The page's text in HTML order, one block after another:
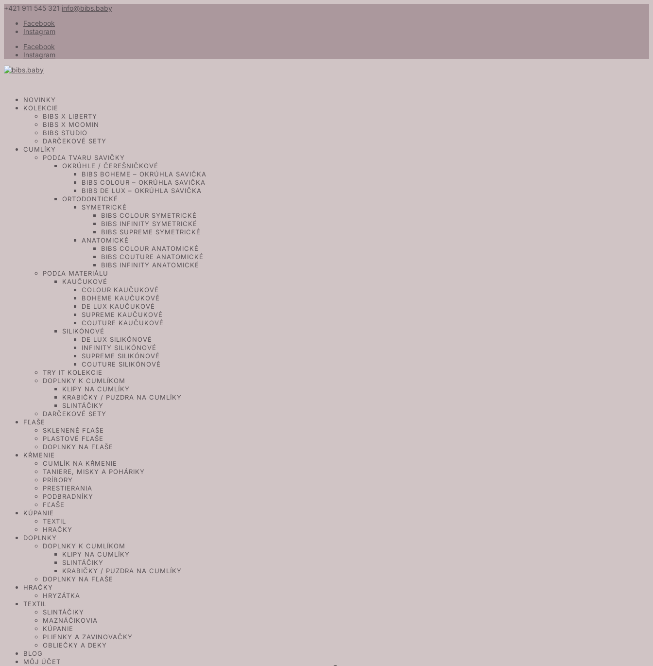
+421 911 545 321 info@bibs.baby
Facebook
Instagram
Facebook
Instagram
NOVINKY
KOLEKCIE
BIBS X LIBERTY
BIBS X MOOMIN
BIBS STUDIO
DARČEKOVÉ SETY
CUMLÍKY
PODĽA TVARU SAVIČKY
OKRÚHLE / ČEREŠNIČKOVÉ
BIBS BOHEME – OKRÚHLA SAVIČKA
BIBS COLOUR – OKRÚHLA SAVIČKA
BIBS DE LUX – OKRÚHLA SAVIČKA
ORTODONTICKÉ
SYMETRICKÉ
BIBS COLOUR SYMETRICKÉ
BIBS INFINITY SYMETRICKÉ
BIBS SUPREME SYMETRICKÉ
ANATOMICKÉ
BIBS COLOUR ANATOMICKÉ
BIBS COUTURE ANATOMICKÉ
BIBS INFINITY ANATOMICKÉ
PODĽA MATERIÁLU
KAUČUKOVÉ
COLOUR KAUČUKOVÉ
BOHEME KAUČUKOVÉ
DE LUX KAUČUKOVÉ
SUPREME KAUČUKOVÉ
COUTURE KAUČUKOVÉ
SILIKÓNOVÉ
DE LUX SILIKÓNOVÉ
INFINITY SILIKÓNOVÉ
SUPREME SILIKÓNOVÉ
COUTURE SILIKÓNOVÉ
TRY IT KOLEKCIE
DOPLNKY K CUMLÍKOM
KLIPY NA CUMLÍKY
KRABIČKY / PUZDRA NA CUMLÍKY
SLINTÁČIKY
DARČEKOVÉ SETY
FĽAŠE
SKLENENÉ FĽAŠE
PLASTOVÉ FĽAŠE
DOPLNKY NA FĽAŠE
KŔMENIE
CUMLÍK NA KŔMENIE
TANIERE, MISKY A POHÁRIKY
PRÍBORY
PRESTIERANIA
PODBRADNÍKY
FĽAŠE
KÚPANIE
TEXTIL
HRAČKY
DOPLNKY
DOPLNKY K CUMLÍKOM
KLIPY NA CUMLÍKY
SLINTÁČIKY
KRABIČKY / PUZDRA NA CUMLÍKY
DOPLNKY NA FĽAŠE
HRAČKY
HRYZÁTKA
TEXTIL
SLINTÁČIKY
MAZNÁČIKOVIA
KÚPANIE
PLIENKY A ZAVINOVAČKY
OBLIEČKY A DEKY
BLOG
MÔJ ÚČET